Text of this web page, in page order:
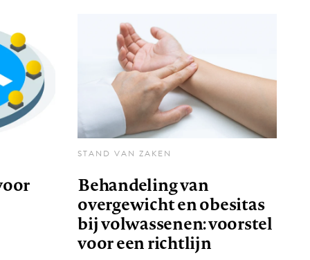
STAND VAN ZAKEN
Behandeling van
overgewicht en obesitas
bij volwassenen: voorstel
voor een richtlijn